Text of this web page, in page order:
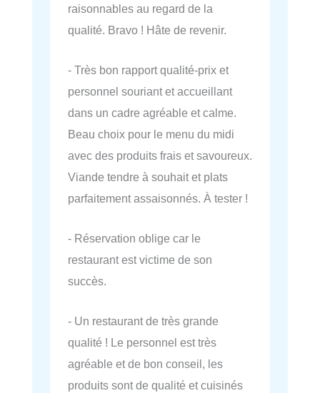
raisonnables au regard de la
qualité. Bravo ! Hâte de revenir.
- Très bon rapport qualité-prix et
personnel souriant et accueillant
dans un cadre agréable et calme.
Beau choix pour le menu du midi
avec des produits frais et savoureux.
Viande tendre à souhait et plats
parfaitement assaisonnés. À tester !
- Réservation oblige car le
restaurant est victime de son
succès.
- Un restaurant de très grande
qualité ! Le personnel est très
agréable et de bon conseil, les
produits sont de qualité et cuisinés